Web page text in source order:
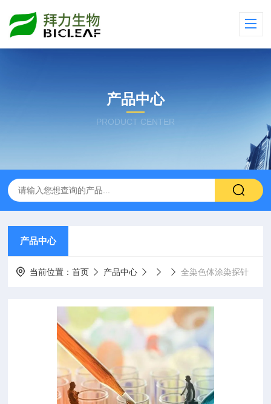
产品中心
PRODUCT CENTER
产品中心
当前位置：首页 产品中心 全染色体涂染探针